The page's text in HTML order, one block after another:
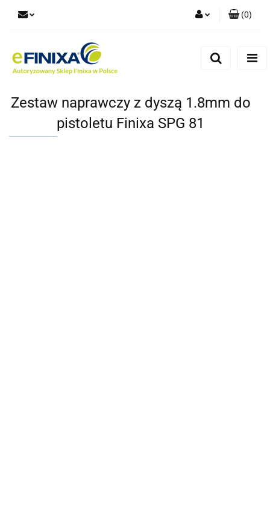
(0)
Zestaw naprawczy z dyszą 1.8mm do
pistoletu Finixa SPG 81